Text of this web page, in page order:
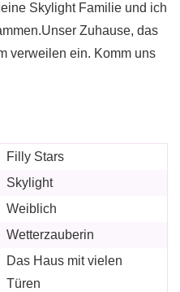
Skylight Familie und ich
Zuhause, das
verweilen ein. Komm uns
Filly Stars
Skylight
Weiblich
Wetterzauberin
Das Haus mit vielen
Türen